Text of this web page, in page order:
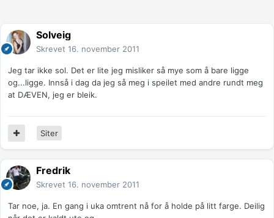
Solveig
Skrevet 16. november 2011
Jeg tar ikke sol. Det er lite jeg misliker så mye som å bare ligge
og...ligge. Innså i dag da jeg så meg i speilet med andre rundt meg
at DÆVEN, jeg er bleik.
Siter
Fredrik
Skrevet 16. november 2011
Tar noe, ja. En gang i uka omtrent nå for å holde på litt farge. Deilig